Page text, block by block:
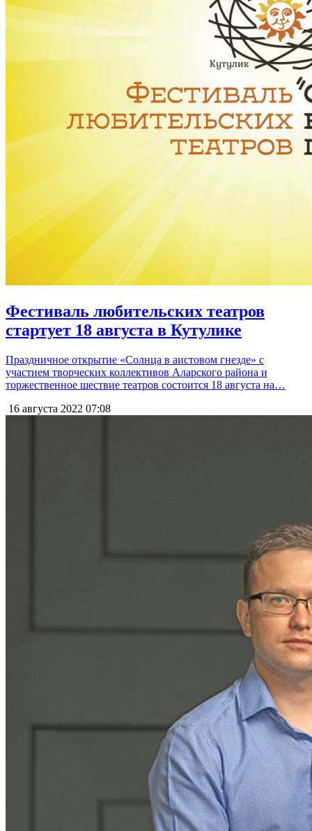
Фестиваль любительских театров
стартует 18 августа в Кутулике
Праздничное открытие «Солнца в аистовом гнезде» с
участием творческих коллективов Аларского района и
торжественное шествие театров состоится 18 августа на…
16 августа 2022 07:08